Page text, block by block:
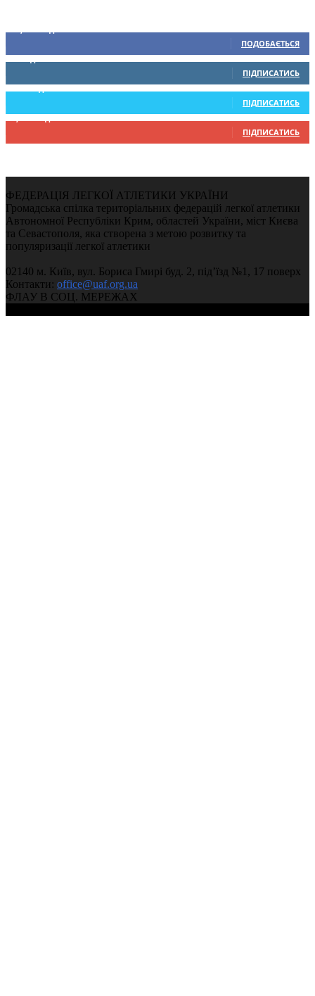
ПОДОБАЄТЬСЯ
0 Підписників
ПІДПИСАТИСЬ
234 Підписників
ПІДПИСАТИСЬ
9,370 Підписників
ПІДПИСАТИСЬ
ФЕДЕРАЦІЯ ЛЕГКОЇ АТЛЕТИКИ УКРАЇНИ
Громадська спілка територіальних федерацій легкої атлетики
Автономної Республіки Крим, областей України, міст Києва
та Севастополя, яка створена з метою розвитку та
популяризації легкої атлетики
02140 м. Київ, вул. Бориса Гмирі буд. 2, під’їзд №1, 17 поверх
Контакти: office@uaf.org.ua
ФЛАУ В СОЦ. МЕРЕЖАХ